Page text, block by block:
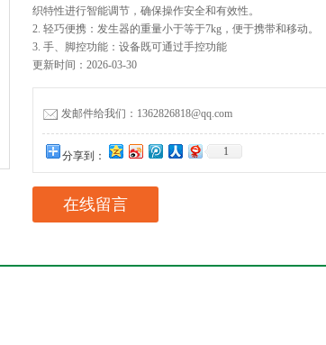
织特性进行智能调节，确保操作安全和有效性。
2. 轻巧便携：发生器的重量小于等于7kg，便于携带和移动。
3. 手、脚控功能：设备既可通过手控功能
更新时间：2026-03-30
发邮件给我们：1362826818@qq.com
分享到： 1
在线留言